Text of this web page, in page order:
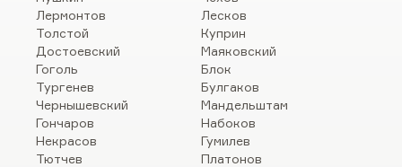
Лермонтов
Толстой
Достоевский
Гоголь
Тургенев
Чернышевский
Гончаров
Некрасов
Тютчев
Лесков
Куприн
Маяковский
Блок
Булгаков
Мандельштам
Набоков
Гумилев
Платонов